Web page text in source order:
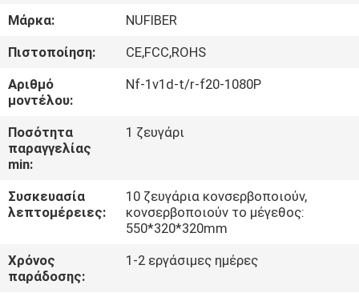
ΠΟΙΟΤΙΚΌΣ
ΈΛΕΓΧΟΣ
ΜΑΣ
ΕΛΆΤΕ
ΣΕ
ΜΕ
ΕΙΔΉΣΕΙΣ
Μάρκα:
NUFIBER
Πιστοποίηση:
CE,FCC,ROHS
Αριθμό
μοντέλου:
Nf-1v1d-t/r-f20-1080P
Ποσότητα
παραγγελίας
min:
1 ζευγάρι
Συσκευασία
λεπτομέρειες:
10 ζευγάρια κονσερβοποιούν,
κονσερβοποιούν το μέγεθος:
550*320*320mm
Χρόνος
παράδοσης:
1-2 εργάσιμες ημέρες